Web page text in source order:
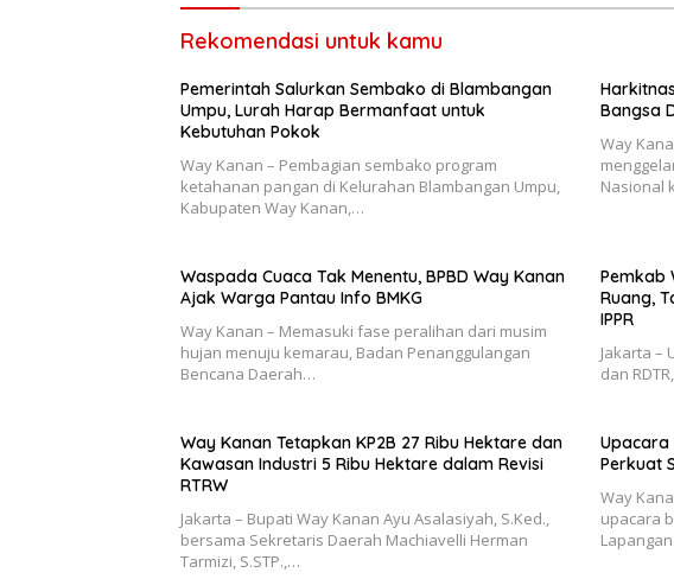
Rekomendasi untuk kamu
Pemerintah Salurkan Sembako di Blambangan
Umpu, Lurah Harap Bermanfaat untuk
Kebutuhan Pokok
Way Kanan – Pembagian sembako program
ketahanan pangan di Kelurahan Blambangan Umpu,
Kabupaten Way Kanan,…
Bangsa
Way
Nasional
Waspada Cuaca Tak Menentu, BPBD Way Kanan
Ajak Warga Pantau Info BMKG
Way Kanan – Memasuki fase peralihan dari musim
hujan menuju kemarau, Badan Penanggulangan
Bencana Daerah…
Pemkab
Ruang,
IPPR
Jakarta –
dan
Way Kanan Tetapkan KP2B 27 Ribu Hektare dan
Kawasan Industri 5 Ribu Hektare dalam Revisi
RTRW
Jakarta – Bupati Way Kanan Ayu Asalasiyah, S.Ked.,
bersama Sekretaris Daerah Machiavelli Herman
Tarmizi, S.STP.,…
Upacara
Perkuat
Way
upacara